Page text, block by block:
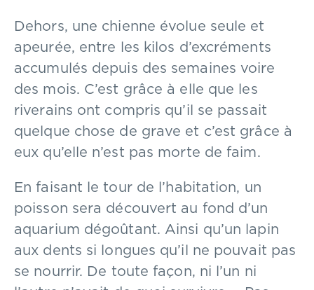
Dehors, une chienne évolue seule et
apeurée, entre les kilos d’excréments
accumulés depuis des semaines voire
des mois. C’est grâce à elle que les
riverains ont compris qu’il se passait
quelque chose de grave et c’est grâce à
eux qu’elle n’est pas morte de faim.
En faisant le tour de l’habitation, un
poisson sera découvert au fond d’un
aquarium dégoûtant. Ainsi qu’un lapin
aux dents si longues qu’il ne pouvait pas
se nourrir. De toute façon, ni l’un ni